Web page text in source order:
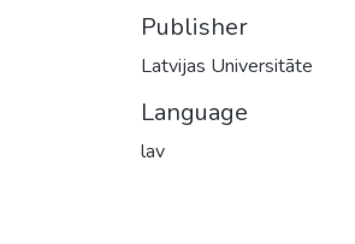
Publisher
Latvijas Universitāte
Language
lav